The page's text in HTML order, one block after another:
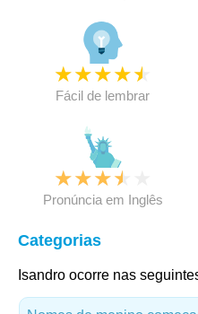
★★★★★
Fácil de lembrar
★★★★
Pronúncia em Inglês
Categorias
Isandro ocorre nas